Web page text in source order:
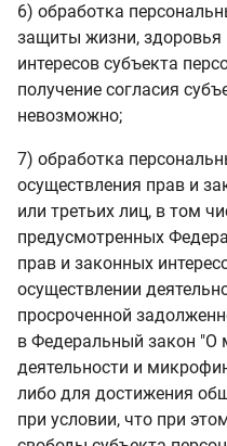
6) обработка
защиты жизни,
интересов субъекта
получение согласия
невозможно;
7) обработка
осуществления прав и
или третьих лиц, в том
предусмотренных
прав и законных
осуществлении
просроченной
в Федеральный закон "О
деятельности и
либо для достижения
при условии, что при